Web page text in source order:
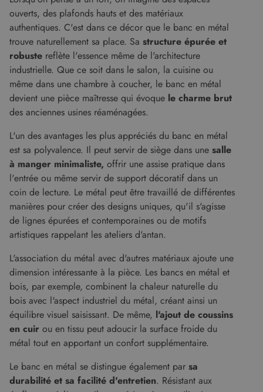
ouverts, des plafonds hauts et des matériaux
authentiques. C'est dans ce décor que le banc en métal
trouve naturellement sa place. Sa structure épurée et
robuste reflète l'essence même de l'architecture
industrielle. Que ce soit dans le salon, la cuisine ou
même dans une chambre à coucher, le banc en métal
devient une pièce maîtresse qui évoque le charme brut
des anciennes usines réaménagées.
L'un des avantages les plus appréciés du banc en métal
est sa polyvalence. Il peut servir de siège dans une salle
à manger minimaliste, offrir une assise pratique dans
l'entrée ou même servir de support décoratif dans un
coin de lecture. Le métal peut être travaillé de différentes
manières pour créer des designs uniques, qu'il s'agisse
de lignes épurées et contemporaines ou de motifs
artistiques rappelant les ateliers d'antan.
L'association du métal avec d'autres matériaux ajoute une
dimension intéressante à la pièce. Les bancs en métal et
bois, par exemple, combinent la chaleur naturelle du
bois avec l'aspect industriel du métal, créant ainsi un
équilibre visuel saisissant. De même, l'ajout de coussins
en cuir ou en tissu peut adoucir la surface froide du
métal tout en apportant un confort supplémentaire.
Le banc en métal se distingue également par sa
durabilité et sa facilité d'entretien. Résistant aux
nécessaires.
Nom
Fournisseur
/
Domaine
Expiration
CookieScriptConsent
CookieScript
www.malouet.fr
semaines
XSRF-TOKEN
www.malouet.fr
Fournisseur
Nom
Fournisseur/
Domaine
Expiration
Google Privacy Policy